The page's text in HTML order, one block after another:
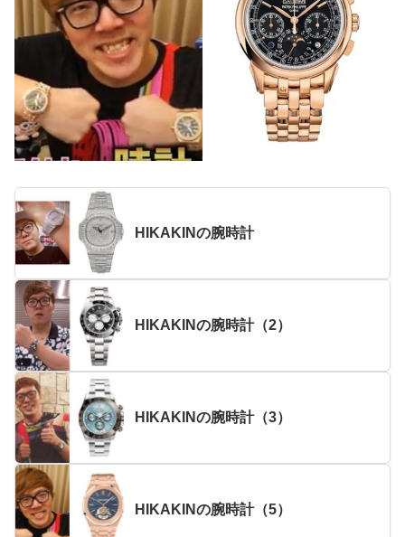
HIKAKINの腕時計
HIKAKINの腕時計（2）
HIKAKINの腕時計（3）
HIKAKINの腕時計（5）